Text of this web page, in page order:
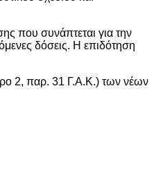
που συνάπτεται για την
δόσεις. Η επιδότηση
2, παρ. 31 Γ.Α.Κ.) των νέων